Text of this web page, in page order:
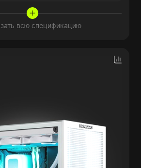
всю спецификацию